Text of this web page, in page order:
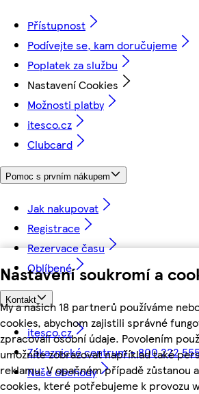
Nastavení soukromí a
My a našich 18 partnerů používáme
cookies, abychom zajistili správné
zpracovali osobní údaje. Povolením
umožníte zobrazovat například také
reklamu. V opačném případě zůstanou
cookies, které potřebujeme k provozu
Přístupnost
Podívejte se, kam doručujeme
Poplatek za službu
Nastavení Cookies
Možnosti platby
itesco.cz
Clubcard
Pomoc s prvním nákupem
Jak nakupovat
Registrace
Rezervace času
Oblíbené
Kontakt
itesco.cz
Zákaznické centrum - 800 222
Naše obchody